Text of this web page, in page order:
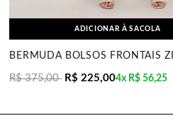
ADICIONAR À SACOLA
R$ 375,00 R$ 225,004x R$ 56,25